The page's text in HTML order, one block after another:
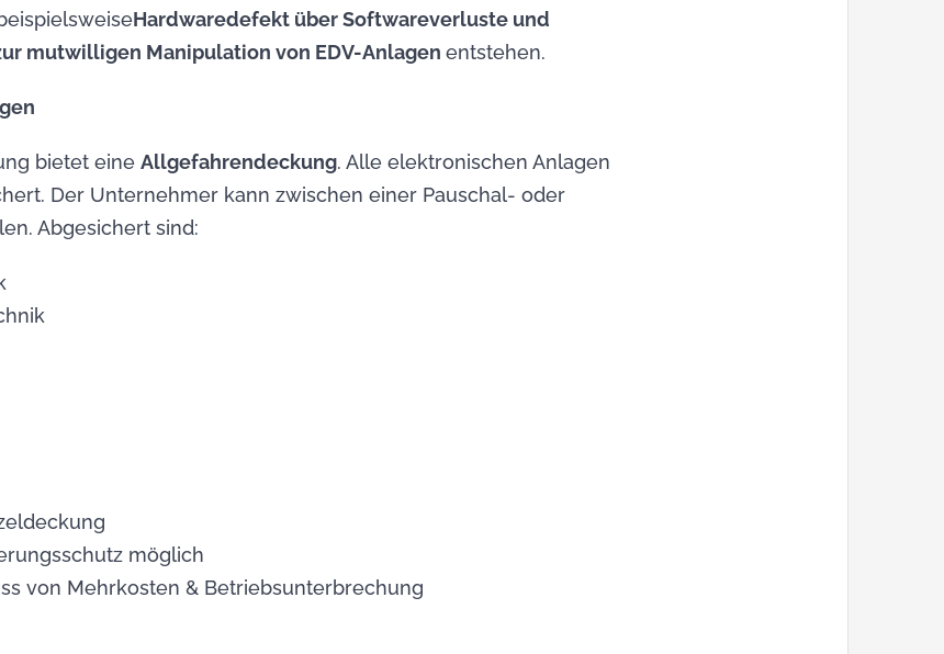
Hardwaredefekt über Softwareverluste und
mutwilligen Manipulation von EDV-Anlagen entstehen.
bietet eine Allgefahrendeckung. Alle elektronischen Anlagen
Der Unternehmer kann zwischen einer Pauschal- oder
Abgesichert sind:
möglich
von Mehrkosten & Betriebsunterbrechung